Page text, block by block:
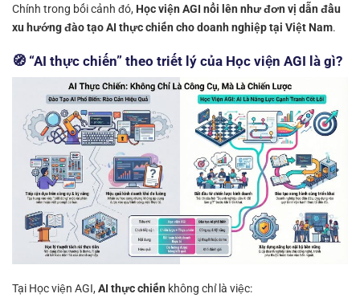
Chính trong bối cảnh đó, Học viện AGI nổi lên như đơn vị dẫn đầu
xu hướng đào tạo AI thực chiến cho doanh nghiệp tại Việt Nam.
🧭 “AI thực chiến” theo triết lý của Học viện AGI là gì?
Tại Học viện AGI, AI thực chiến không chỉ là việc: